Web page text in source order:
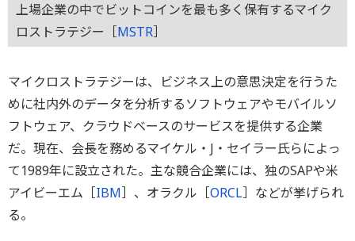
上場企業の中でビットコインを最も多く保有するマイク
ロストラテジー［MSTR］
マイクロストラテジーは、ビジネス上の意思決定を行うた
めに社内外のデータを分析するソフトウェアやモバイルソ
フトウェア、クラウドベースのサービスを提供する企業
だ。現在、会長を務めるマイケル・J・セイラー氏らによっ
て1989年に設立された。主な競合企業には、独のSAPや米
アイビーエム［IBM］、オラクル［ORCL］などが挙げられ
る。